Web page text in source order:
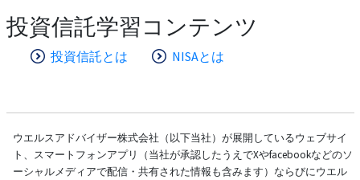
投資信託学習コンテンツ
投資信託とは NISAとは
ウエルスアドバイザー株式会社（以下当社）が展開しているウェブサイ
ト、スマートフォンアプリ（当社が承認したうえでXやfacebookなどのソ
ーシャルメディアで配信・共有された情報も含みます）ならびにウエル